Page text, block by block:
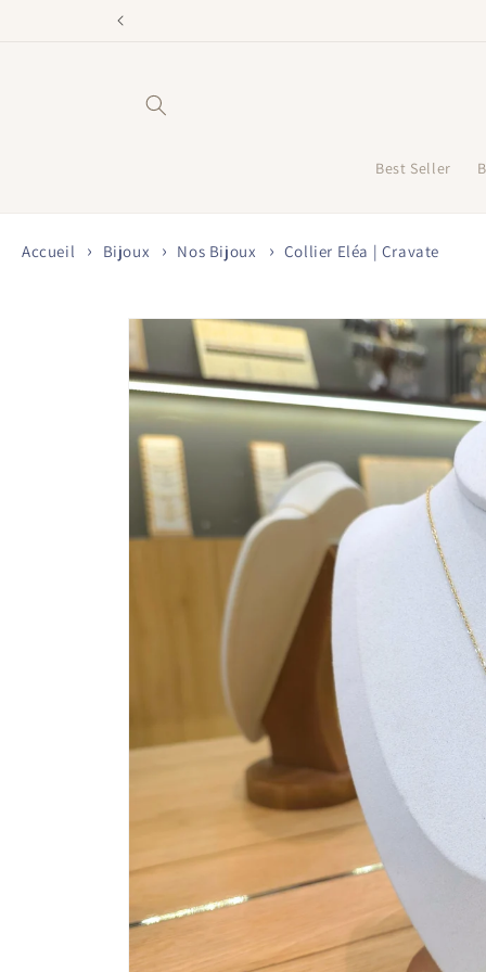
Best Seller
Accueil Bijoux Nos Bijoux Collier Eléa | Cravate
Passer aux
informations
produits